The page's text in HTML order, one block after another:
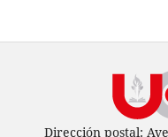
Dirección postal: